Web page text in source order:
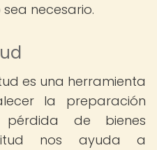
necesario.
es una herramienta
la preparación
de bienes
nos ayuda a